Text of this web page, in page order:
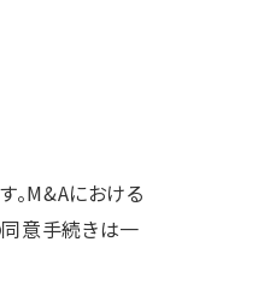
M&Aにおける
意手続きは一